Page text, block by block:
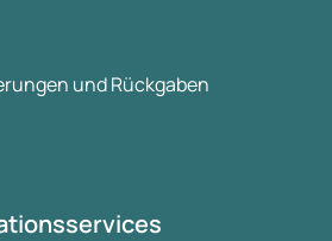
und Rückgaben